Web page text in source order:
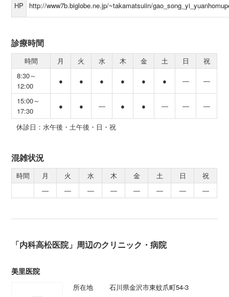
HP http://www7b.biglobe.ne.jp/~takamatsuiin/
診療時間
時間 月 火 水 木 金 土 日
祝
8:30～
12:00
● ● ● ● ● ● ― ―
15:00～
17:30
● ● ― ● ● ― ― ―
休診日：水午後・土午後・日・祝
混雑状況
時間 月 火 水 木 金 土 日
祝
―
― ― ― ― ― ― ―
「内科高松医院」周辺のクリニック・病院
美里医院
所在地
石川県金沢市東蚊爪町54-3